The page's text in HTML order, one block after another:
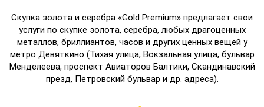
Скупка золота и серебра «Gold Premium» предлагает свои
услуги по скупке золота, серебра, любых драгоценных
металлов, бриллиантов, часов и других ценных вещей у
метро Девяткино (Тихая улица, Вокзальная улица, бульвар
Менделеева, проспект Авиаторов Балтики, Скандинавский
презд, Петровский бульвар и др. адреса).